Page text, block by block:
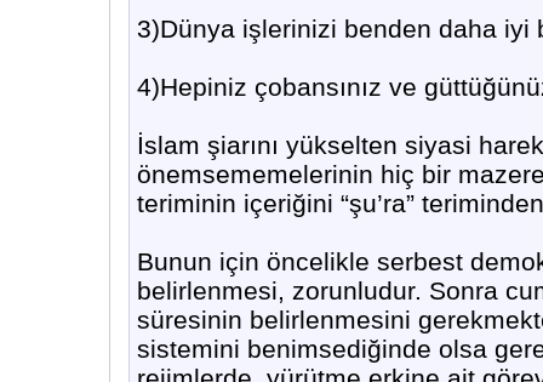
3)Dünya işlerinizi benden daha iyi
4)Hepiniz çobansınız ve
İslam şiarını yükselten siyasi
önemsememelerinin hiç bir
teriminin içeriğini “şu’ra”
Bunun için öncelikle serbest
belirlenmesi, zorunludur. Sonra
süresinin belirlenmesini
sistemini benimsediğinde olsa